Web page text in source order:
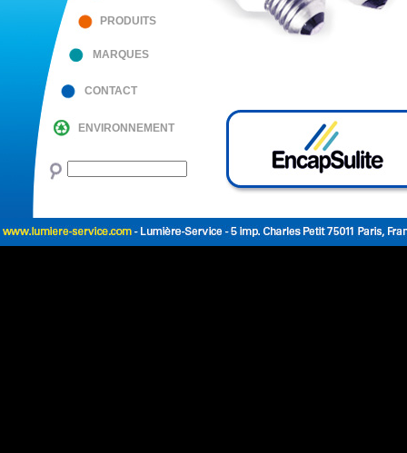
PRODUITS
MARQUES
CONTACT
ENVIRONNEMENT